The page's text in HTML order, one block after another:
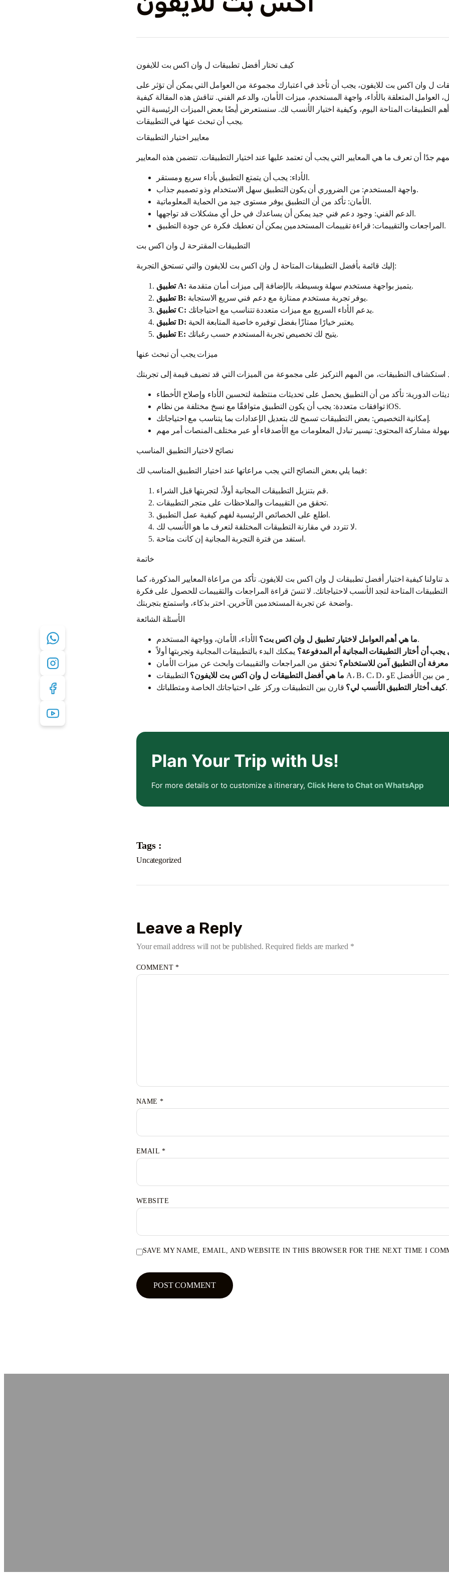
كيف تختار أفضل تطبيقات ل وان اكس بت للايفون
ل وان اكس بت للايفون، يجب أن تأخذ في اعتبارك مجموعة من العوامل التي يمكن أن تؤثر على
العوامل المتعلقة بالأداء، واجهة المستخدم، ميزات الأمان، والدعم الفني. تناقش هذه المقالة كيفية
التطبيقات المتاحة اليوم، وكيفية اختيار الأنسب لك. سنستعرض أيضًا بعض الميزات الرئيسية التي
يجب أن تبحث عنها في التطبيقات.
معايير اختيار التطبيقات
الأداء: يجب أن يتمتع التطبيق بأداء سريع ومستقر.
واجهة المستخدم: من الضروري أن يكون التطبيق سهل الاستخدام وذو تصميم جذاب.
الأمان: تأكد من أن التطبيق يوفر مستوى جيد من الحماية المعلوماتية.
الدعم الفني: وجود دعم فني جيد يمكن أن يساعدك في حل أي مشكلات قد تواجهها.
المراجعات والتقييمات: قراءة تقييمات المستخدمين يمكن أن تعطيك فكرة عن جودة التطبيق.
التطبيقات المقترحة ل وان اكس بت
إليك قائمة بأفضل التطبيقات المتاحة ل وان اكس بت للايفون والتي تستحق التجربة:
تطبيق A:
يتميز بواجهة مستخدم سهلة وبسيطة، بالإضافة إلى ميزات أمان متقدمة.
تطبيق B:
يوفر تجربة مستخدم ممتازة مع دعم فني سريع الاستجابة.
تطبيق C:
يدعم الأداء السريع مع ميزات متعددة تتناسب مع احتياجاتك.
تطبيق D:
يعتبر خيارًا ممتازًا بفضل توفيره خاصية المتابعة الحية.
تطبيق E:
يتيح لك تخصيص تجربة المستخدم حسب رغباتك.
ميزات يجب أن تبحث عنها
توافقات متعددة: يجب أن يكون التطبيق متوافقًا مع نسخ مختلفة من نظام iOS.
إمكانية التخصيص: بعض التطبيقات تسمح لك بتعديل الإعدادات بما يتناسب مع احتياجاتك.
نصائح لاختيار التطبيق المناسب
فيما يلي بعض النصائح التي يجب مراعاتها عند اختيار التطبيق المناسب لك:
قم بتنزيل التطبيقات المجانية أولاً، لتجربتها قبل الشراء.
تحقق من التقييمات والملاحظات على متجر التطبيقات.
اطلع على الخصائص الرئيسية لفهم كيفية عمل التطبيق.
لا تتردد في مقارنة التطبيقات المختلفة لتعرف ما هو الأنسب لك.
استفد من فترة التجربة المجانية إن كانت متاحة.
خاتمة
تناولنا كيفية اختيار أفضل تطبيقات ل وان اكس بت للايفون. تأكد من مراعاة المعايير المذكورة، كما
المتاحة لتجد الأنسب لاحتياجاتك. لا تنسَ قراءة المراجعات والتقييمات للحصول على فكرة
واضحة عن تجربة المستخدمين الآخرين. اختر بذكاء، واستمتع بتجربتك.
الأسئلة الشائعة
ما هي أهم العوامل لاختيار تطبيق ل وان اكس بت؟الأداء، الأمان، وواجهة المستخدم.
يجب أن أختار التطبيقات المجانية أم المدفوعة؟
أن التطبيق آمن للاستخدام؟
ما هي أفضل التطبيقات ل وان اكس بت للايفون؟
كيف أختار التطبيق الأنسب لي؟قارن بين التطبيقات وركز على احتياجاتك الخاصة ومتطلباتك.
Plan Your Trip with Us!
For more details or to customize a itinerary, Click Here to Chat on WhatsApp
Tags :
Uncategorized
Leave a Reply
Your email address will not be published. Required fields are marked *
COMMENT*
NAME*
EMAIL *
WEBSITE
SAVE MY NAME, EMAIL, AND WEBSITE IN THIS BROWSER FOR THE NEXT TIME I